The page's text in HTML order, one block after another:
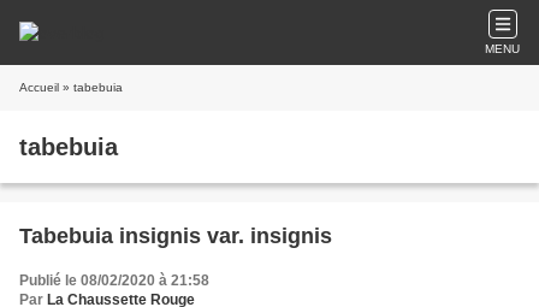
MENU
Accueil » tabebuia
tabebuia
Tabebuia insignis var. insignis
Publié le 08/02/2020 à 21:58
Par La Chaussette Rouge